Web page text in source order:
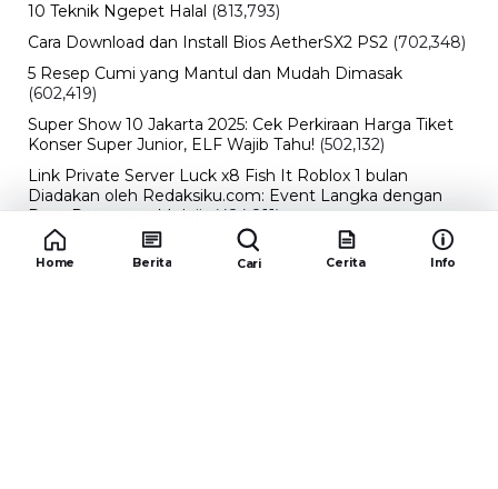
10 Teknik Ngepet Halal (813,793)
Cara Download dan Install Bios AetherSX2 PS2 (702,348)
5 Resep Cumi yang Mantul dan Mudah Dimasak
(602,419)
Super Show 10 Jakarta 2025: Cek Perkiraan Harga Tiket
Konser Super Junior, ELF Wajib Tahu! (502,132)
Link Private Server Luck x8 Fish It Roblox 1 bulan
Diadakan oleh Redaksiku.com: Event Langka dengan
Drop Rate yang Melejit (424,811)
10 Film Indonesia Tayang November 2024, Ada Film
Wulan Guritno! (352,093)
Home Berita Cari Cerita Info